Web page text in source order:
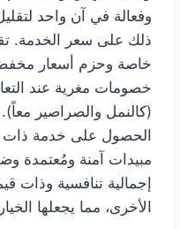
وفعالة في آن واحد
ذلك على سعر الخدمة.
خاصة وحزم أسعار
خصومات مغرية عند
(كالنمل والصراصير
الحصول على خدمة ذات
مبيدات آمنة ومُعتمدة
إجمالية تنافسية وذات
الأخرى، مما يجعلها